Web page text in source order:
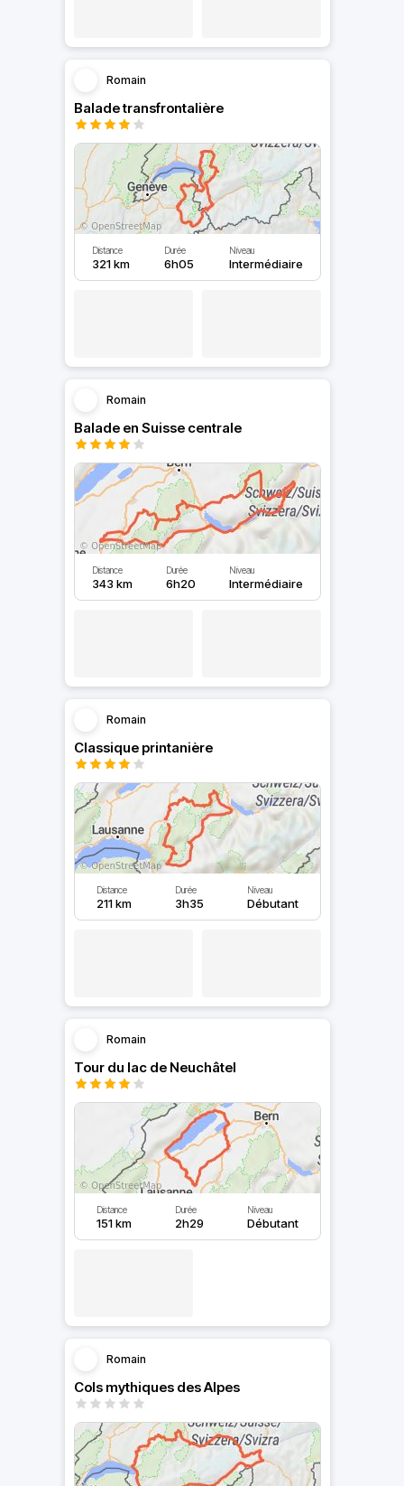
Romain
Balade transfrontalière
Distance
321 km
Durée
6h05
Niveau
Intermédiaire
Romain
Balade en Suisse centrale
Distance
343 km
Durée
6h20
Niveau
Intermédiaire
Romain
Classique printanière
Distance
211 km
Durée
3h35
Niveau
Débutant
Romain
Tour du lac de Neuchâtel
Distance
151 km
Durée
2h29
Niveau
Débutant
Romain
Cols mythiques des Alpes